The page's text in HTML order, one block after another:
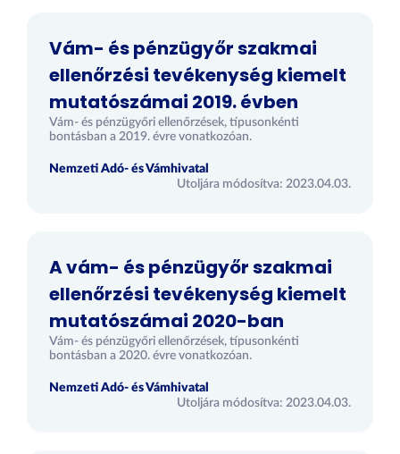
Vám- és pénzügyőr szakmai
ellenőrzési tevékenység kiemelt
mutatószámai 2019. évben
Vám- és pénzügyőri ellenőrzések, típusonkénti
bontásban a 2019. évre vonatkozóan.
Nemzeti Adó- és Vámhivatal
Utoljára módosítva: 2023.04.03.
A vám- és pénzügyőr szakmai
ellenőrzési tevékenység kiemelt
mutatószámai 2020-ban
Vám- és pénzügyőri ellenőrzések, típusonkénti
bontásban a 2020. évre vonatkozóan.
Nemzeti Adó- és Vámhivatal
Utoljára módosítva: 2023.04.03.